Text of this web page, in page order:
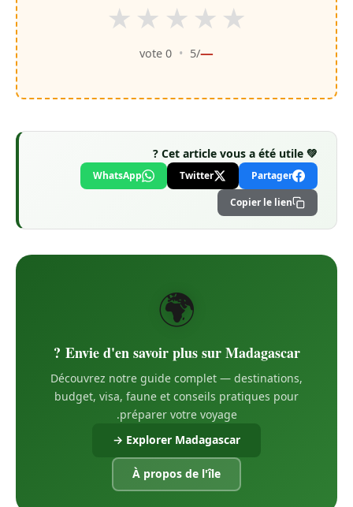
★
★
★
★
★
—
/5
0
vote
💚 Cet article vous a été utile ?
Partager
Twitter
WhatsApp
Copier le lien
🌍
Envie d'en savoir plus sur Madagascar ?
Découvrez notre guide complet — destinations,
budget, visa, faune et conseils pratiques pour
préparer votre voyage.
Explorer Madagascar →
À propos de l'île